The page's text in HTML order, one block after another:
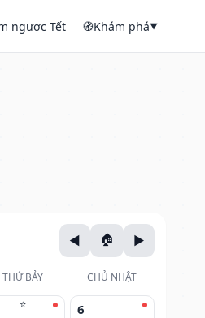
ngược Tết 🧭Khám phá▼
THỨ BẢY CHỦ NHẬT
⭐ 6